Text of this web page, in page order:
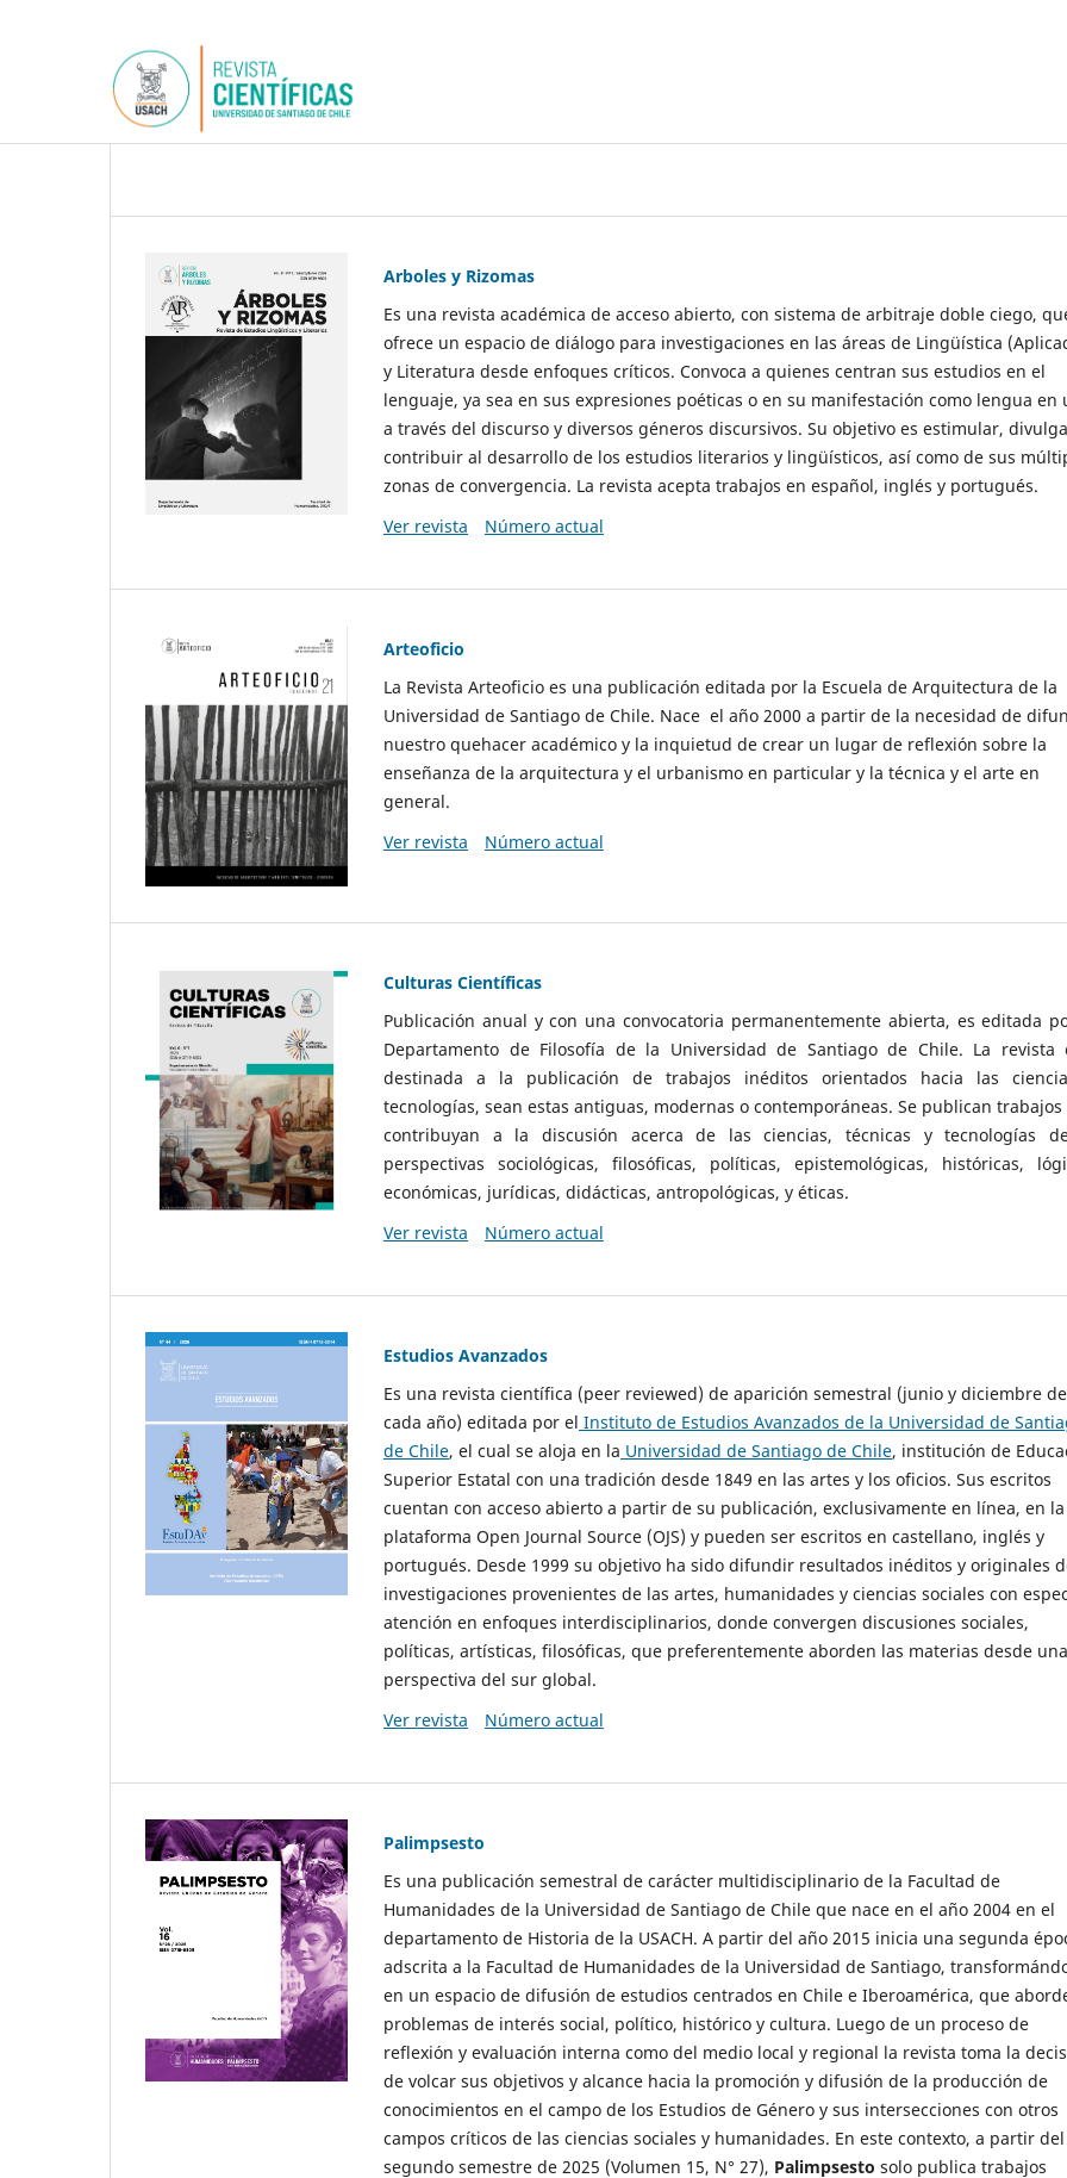
Arboles y Rizomas
Es una revista académica de acceso abierto, con sistema de arbitraje doble ciego,
ofrece un espacio de diálogo para investigaciones en las áreas de Lingüística
y Literatura desde enfoques críticos. Convoca a quienes centran sus estudios en el
lenguaje, ya sea en sus expresiones poéticas o en su manifestación como lengua en
a través del discurso y diversos géneros discursivos. Su objetivo es estimular,
contribuir al desarrollo de los estudios literarios y lingüísticos, así como de sus
zonas de convergencia. La revista acepta trabajos en español, inglés y portugués.
Ver revista
Número actual
Arteoficio
La Revista Arteoficio es una publicación editada por la Escuela de Arquitectura de la
Universidad de Santiago de Chile. Nace el año 2000 a partir de la necesidad de
nuestro quehacer académico y la inquietud de crear un lugar de reflexión sobre la
enseñanza de la arquitectura y el urbanismo en particular y la técnica y el arte en
general.
Ver revista
Número actual
Culturas Científicas
Publicación anual y con una convocatoria permanentemente abierta, es editada
Departamento de Filosofía de la Universidad de Santiago de Chile. La revista
destinada a la publicación de trabajos inéditos orientados hacia las
tecnologías, sean estas antiguas, modernas o contemporáneas. Se publican
contribuyan a la discusión acerca de las ciencias, técnicas y tecnologías
perspectivas sociológicas, filosóficas, políticas, epistemológicas, históricas,
económicas, jurídicas, didácticas, antropológicas, y éticas.
Ver revista
Número actual
Estudios Avanzados
Es una revista científica (peer reviewed) de aparición semestral (junio y diciembre de
cada año) editada por el Instituto de Estudios Avanzados de la Universidad de
de Chile, el cual se aloja en la Universidad de Santiago de Chile, institución de
Superior Estatal con una tradición desde 1849 en las artes y los oficios. Sus escritos
cuentan con acceso abierto a partir de su publicación, exclusivamente en línea, en la
plataforma Open Journal Source (OJS) y pueden ser escritos en castellano, inglés y
portugués. Desde 1999 su objetivo ha sido difundir resultados inéditos y originales
investigaciones provenientes de las artes, humanidades y ciencias sociales con
atención en enfoques interdisciplinarios, donde convergen discusiones sociales,
políticas, artísticas, filosóficas, que preferentemente aborden las materias desde una
perspectiva del sur global.
Ver revista
Número actual
Palimpsesto
Es una publicación semestral de carácter multidisciplinario de la Facultad de
Humanidades de la Universidad de Santiago de Chile que nace en el año 2004 en el
departamento de Historia de la USACH. A partir del año 2015 inicia una segunda
adscrita a la Facultad de Humanidades de la Universidad de Santiago,
en un espacio de difusión de estudios centrados en Chile e Iberoamérica, que
problemas de interés social, político, histórico y cultura. Luego de un proceso de
reflexión y evaluación interna como del medio local y regional la revista toma la
de volcar sus objetivos y alcance hacia la promoción y difusión de la producción de
conocimientos en el campo de los Estudios de Género y sus intersecciones con otros
campos críticos de las ciencias sociales y humanidades. En este contexto, a partir del
segundo semestre de 2025 (Volumen 15, N° 27), Palimpsesto solo publica trabajos